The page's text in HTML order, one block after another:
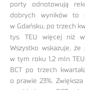
porty odnotowują
dobrych wyników to
w Gdańsku, po trzech
tys. TEU więcej niż w
Wszystko wskazuje,
w tym roku 1,2 mln
BCT po trzech
o prawie 23%.